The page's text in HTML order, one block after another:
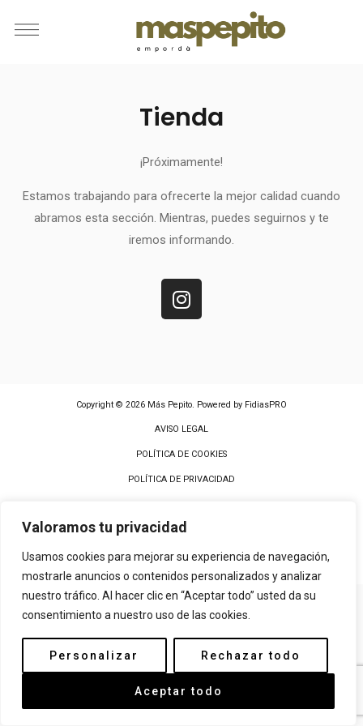
Valoramos tu privacidad
Usamos cookies para mejorar su experiencia de navegación,
mostrarle anuncios o contenidos personalizados y analizar
nuestro tráfico. Al hacer clic en “Aceptar todo” usted da su
consentimiento a nuestro uso de las cookies.
Personalizar Rechazar todo
Aceptar todo
Tienda
¡Próximamente!
Estamos trabajando para ofrecerte la mejor calidad cuando
abramos esta sección. Mientras, puedes seguirnos y te
iremos informando.
Copyright © 2026 Más Pepito. Powered by FidiasPRO
AVISO LEGAL
POLÍTICA DE COOKIES
POLÍTICA DE PRIVACIDAD